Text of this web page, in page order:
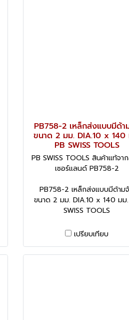
PB758-2 เหล็กส่งแบบมีด้า
ขนาด 2 มม. DIA.10 x 140
PB SWISS TOOLS
PB SWISS TOOLS สินค้าแท้จา
เซอร์แลนด์ PB758-2
PB758-2 เหล็กส่งแบบมีด้าม
ขนาด 2 มม. DIA.10 x 140 มม
SWISS TOOLS
เปรียบเทียบ